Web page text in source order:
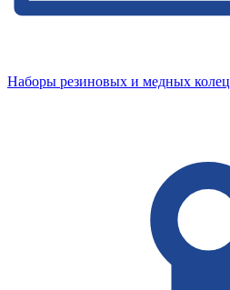
Наборы резиновых и медных колец